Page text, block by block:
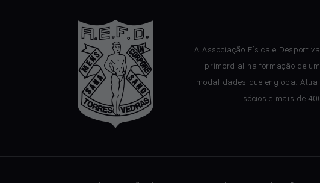
A Associação Física e
primordial na formação de
modalidades que engloba.
sócios e mais de